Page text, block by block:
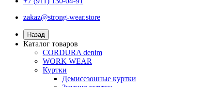
zakaz@strong-wear.store
Назад
Каталог товаров
CORDURA denim
WORK WEAR
Куртки
Демисезонные куртки